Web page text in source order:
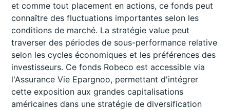
et comme tout placement en actions, ce fonds peut
connaître des fluctuations importantes selon les
conditions de marché. La stratégie value peut
traverser des périodes de sous-performance relative
selon les cycles économiques et les préférences des
investisseurs. Ce fonds Robeco est accessible via
l'Assurance Vie Epargnoo, permettant d'intégrer
cette exposition aux grandes capitalisations
américaines dans une stratégie de diversification